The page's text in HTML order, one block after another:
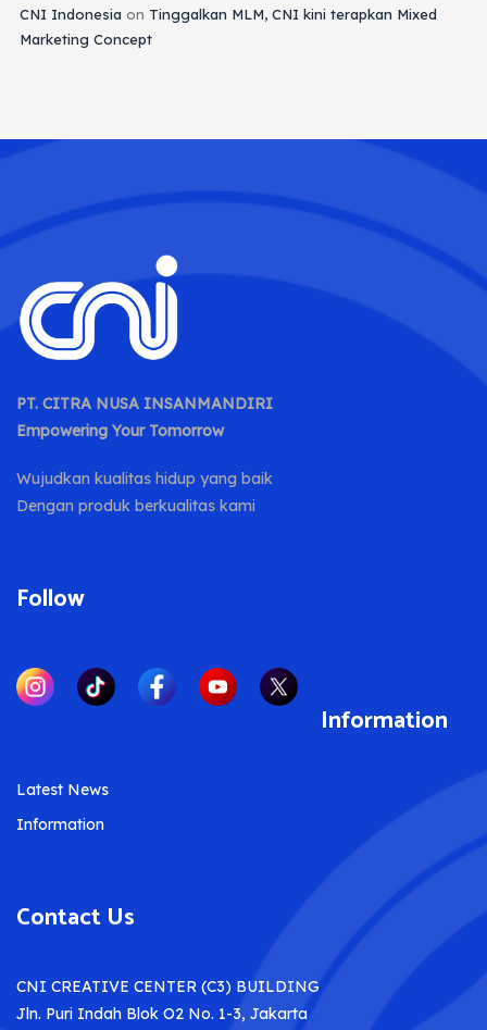
CNI Indonesia on Tinggalkan MLM, CNI kini terapkan Mixed
Marketing Concept
PT. CITRA NUSA INSANMANDIRI
Empowering Your Tomorrow
Wujudkan kualitas hidup yang baik
Dengan produk berkualitas kami
Follow
Information
Latest News
Information
Contact Us
CNI CREATIVE CENTER (C3) BUILDING
Jln. Puri Indah Blok O2 No. 1-3, Jakarta